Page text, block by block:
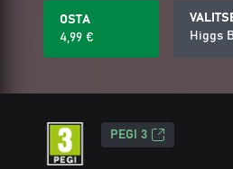
OSTA
4,99 €
Higgs
PEGI 3